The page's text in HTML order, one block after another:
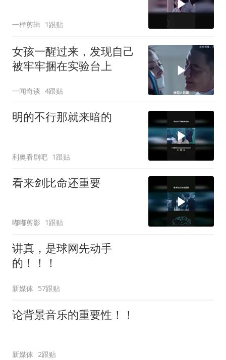
一样剪辑 1跟贴
女孩一醒过来，发现自己
被牢牢捆在实验台上
一闻奇谈 4跟贴
明的不行那就来暗的
利奥看剧吧 1跟贴
看来剑比命还重要
嘟嘟剪影 1跟贴
讲真，是球网先动手
的！！！
新媒体 57跟贴
论背景音乐的重要性！！
新媒体 2跟贴